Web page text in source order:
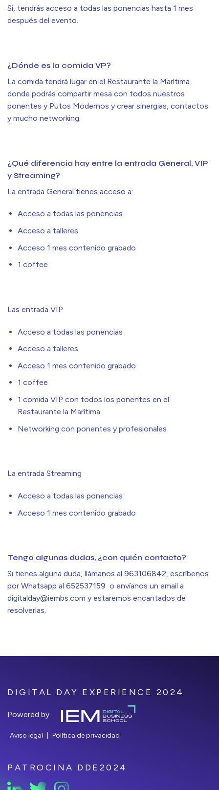
Si, tendrás acceso a todas las ponencias hasta 1 mes
después del evento.
¿Dónde es la comida VP?
La comida tendrá lugar en el Restaurante la Marítima
donde podrás compartir mesa con todos nuestros
ponentes y Putos Modernos y crear sinergias, contactos
y mucho networking.
¿Qué diferencia hay entre la entrada General, VIP
y Streaming?
La entrada General tienes acceso a:
Acceso a todas las ponencias
Acceso a talleres
Acceso 1 mes contenido grabado
1 coffee
Las entrada VIP
Acceso a todas las ponencias
Acceso a talleres
Acceso 1 mes contenido grabado
1 coffee
1 comida VIP con todos los ponentes en el
Restaurante la Marítima
Networking con ponentes y profesionales
La entrada Streaming
Acceso a todas las ponencias
Acceso 1 mes contenido grabado
Tengo algunas dudas, ¿con quién contacto?
Si tienes alguna duda, llámanos al 963106842, escríbenos
por Whatsapp al 652537159 o envíanos un email a
digitalday@iembs.com y estaremos encantados de
resolverlas.
DIGITAL DAY EXPERIENCE 2024
Powered by
Aviso legal Política de privacidad
PATROCINA DDE2024